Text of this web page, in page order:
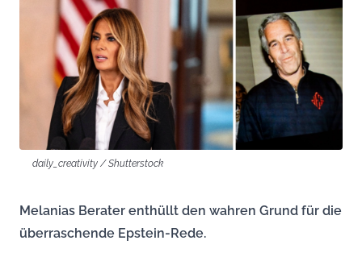
daily_creativity / Shutterstock
Melanias Berater enthüllt den wahren Grund für die
überraschende Epstein-Rede.